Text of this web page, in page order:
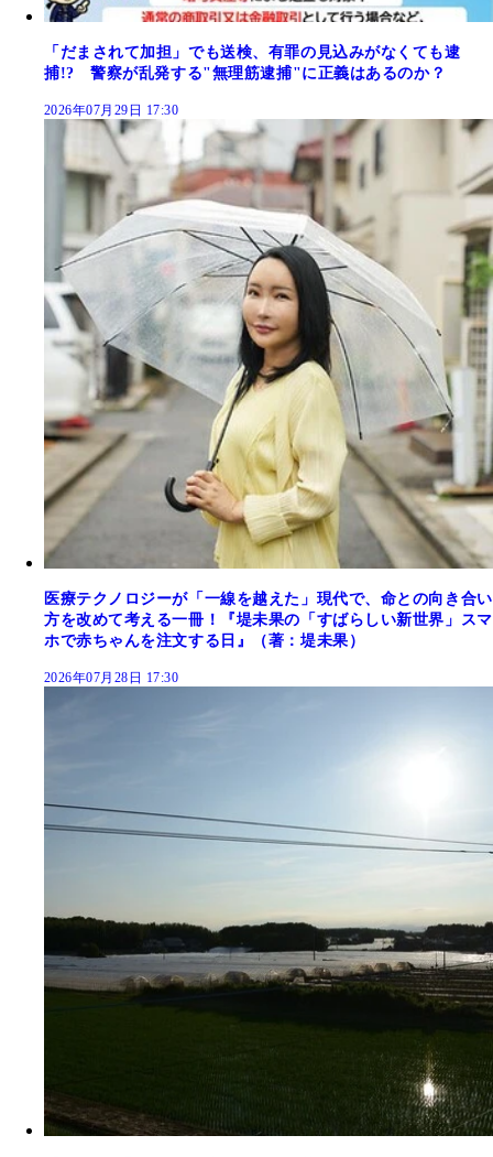
「だまされて加担」でも送検、有罪の見込みがなくても逮
捕!? 警察が乱発する"無理筋逮捕"に正義はあるのか？
2026年07月29日 17:30
医療テクノロジーが「一線を越えた」現代で、命との向き合い
方を改めて考える一冊！『堤未果の「すばらしい新世界」スマ
ホで赤ちゃんを注文する日』（著：堤未果）
2026年07月28日 17:30